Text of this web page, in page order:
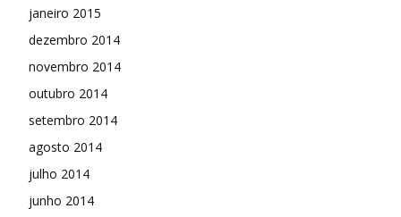
janeiro 2015
dezembro 2014
novembro 2014
outubro 2014
setembro 2014
agosto 2014
julho 2014
junho 2014